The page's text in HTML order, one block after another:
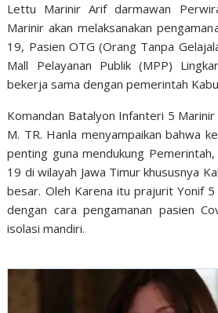
Lettu Marinir Arif darmawan
Marinir akan melaksanakan
19, Pasien OTG (Orang Tanpa
Mall Pelayanan Publik (MPP)
bekerja sama dengan pemerintah
Komandan Batalyon Infanteri 5
M. TR. Hanla menyampaikan bahwa
penting guna mendukung
19 di wilayah Jawa Timur khususnya
besar. Oleh Karena itu prajurit Yonif
dengan cara pengamanan pasien
isolasi mandiri.